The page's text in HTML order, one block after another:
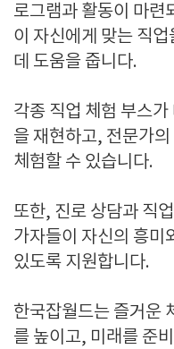
로그램과 활동이 마련
이 자신에게 맞는 직
데 도움을 줍니다.
각종 직업 체험 부스
을 재현하고, 전문가
체험할 수 있습니다.
또한, 진로 상담과 직
가자들이 자신의 흥미
있도록 지원합니다.
한국잡월드는 즐거운
를 높이고, 미래를 준